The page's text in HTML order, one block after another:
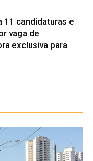
11 candidaturas e
vaga de
exclusiva para